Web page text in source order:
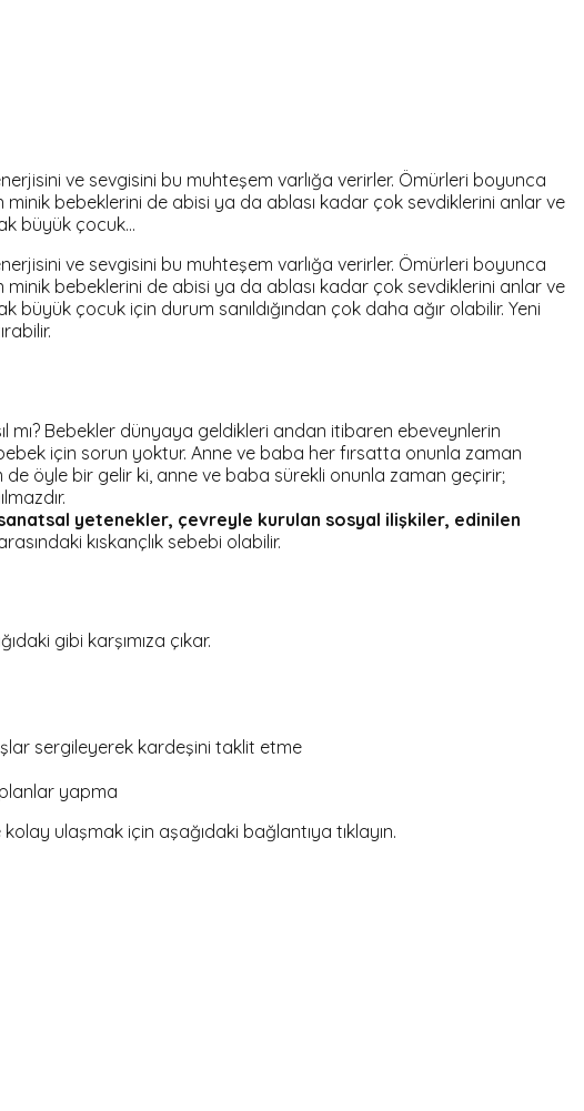
ve sevgisini bu muhteşem varlığa verirler. Ömürleri boyunca
bebeklerini de abisi ya da ablası kadar çok sevdiklerini anlar ve
büyük çocuk…
ve sevgisini bu muhteşem varlığa verirler. Ömürleri boyunca
bebeklerini de abisi ya da ablası kadar çok sevdiklerini anlar ve
çocuk için durum sanıldığından çok daha ağır olabilir. Yeni
mı? Bebekler dünyaya geldikleri andan itibaren ebeveynlerin
için sorun yoktur. Anne ve baba her fırsatta onunla zaman
öyle bir gelir ki, anne ve baba sürekli onunla zaman geçirir;
yetenekler, çevreyle kurulan sosyal ilişkiler, edinilen
kıskançlık sebebi olabilir.
gibi karşımıza çıkar.
sergileyerek kardeşini taklit etme
yapma
ulaşmak için aşağıdaki bağlantıya tıklayın.